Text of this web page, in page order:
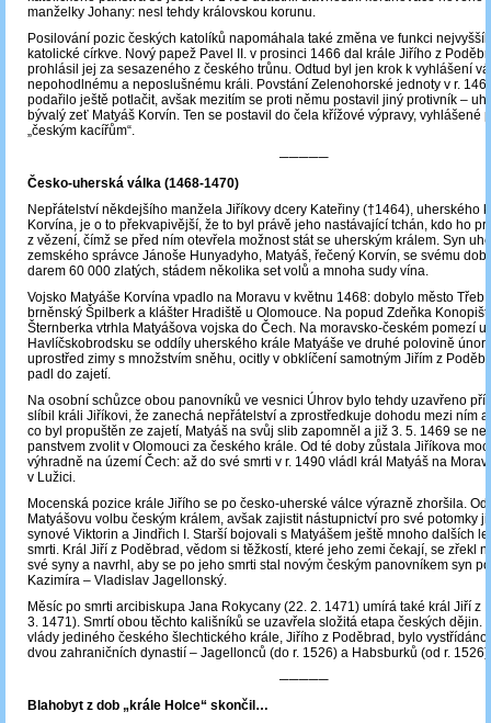
manželky Johany: nesl tehdy královskou korunu.
Posilování pozic českých katolíků napomáhala také změna ve funkci
katolické církve. Nový papež Pavel II. v prosinci 1466 dal krále Jiřího z
prohlásil jej za sesazeného z českého trůnu. Odtud byl jen krok k vyhlášení
nepohodlnému a neposlušnému králi. Povstání Zelenohorské jednoty v r.
podařilo ještě potlačit, avšak mezitím se proti němu postavil jiný protivník –
bývalý zeť Matyáš Korvín. Ten se postavil do čela křížové výpravy, vyhlášené
„českým kacířům“.
─────
Česko-uherská válka (1468-1470)
Nepřátelství někdejšího manžela Jiříkovy dcery Kateřiny (†1464), uherského
Korvína, je o to překvapivější, že to byl právě jeho nastávající tchán, kdo ho
z vězení, čímž se před ním otevřela možnost stát se uherským králem. Syn
zemského správce Jánoše Hunyadyho, Matyáš, řečený Korvín, se svému
darem 60 000 zlatých, stádem několika set volů a mnoha sudy vína.
Vojsko Matyáše Korvína vpadlo na Moravu v květnu 1468: dobylo město
brněnský Špilberk a klášter Hradiště u Olomouce. Na popud Zdeňka
Šternberka vtrhla Matyášova vojska do Čech. Na moravsko-českém pomezí
Havlíčskobrodsku se oddíly uherského krále Matyáše ve druhé polovině
uprostřed zimy s množstvím sněhu, ocitly v obklíčení samotným Jiřím z
padl do zajetí.
Na osobní schůzce obou panovníků ve vesnici Úhrov bylo tehdy uzavřeno
slíbil králi Jiříkovi, že zanechá nepřátelství a zprostředkuje dohodu mezi ním
co byl propuštěn ze zajetí, Matyáš na svůj slib zapomněl a již 3. 5. 1469 se
panstvem zvolit v Olomouci za českého krále. Od té doby zůstala Jiříkova
výhradně na území Čech: až do své smrti v r. 1490 vládl král Matyáš na
v Lužici.
Mocenská pozice krále Jiřího se po česko-uherské válce výrazně zhoršila.
Matyášovu volbu českým králem, avšak zajistit nástupnictví pro své potomky
synové Viktorin a Jindřich I. Starší bojovali s Matyášem ještě mnoho dalších
smrti. Král Jiří z Poděbrad, vědom si těžkostí, které jeho zemi čekají, se zřekl
své syny a navrhl, aby se po jeho smrti stal novým českým panovníkem syn
Kazimíra – Vladislav Jagellonský.
Měsíc po smrti arcibiskupa Jana Rokycany (22. 2. 1471) umírá také král Jiří z
3. 1471). Smrtí obou těchto kališníků se uzavřela složitá etapa českých dějin.
vlády jediného českého šlechtického krále, Jiřího z Poděbrad, bylo
dvou zahraničních dynastií – Jagellonců (do r. 1526) a Habsburků (od r. 1526).
─────
Blahobyt z dob „krále Holce“ skončil…